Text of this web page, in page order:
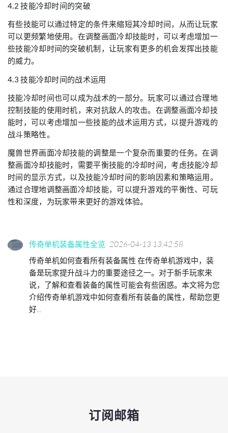
4.2 技能冷却时间的突破
有些技能可以通过特定的条件来缩短其冷却时间，从而让玩家
可以更频繁地使用。在调整画面冷却技能时，可以考虑增加一
些技能冷却时间的突破机制，让玩家有更多的机会发挥出技能
的威力。
4.3 技能冷却时间的战术运用
技能冷却时间也可以成为战术的一部分。玩家可以通过合理地
控制技能的使用时机，来对抗敌人的攻击。在调整画面冷却技
能时，可以考虑增加一些技能的战术运用方式，以提升游戏的
战斗策略性。
魔兽世界画面冷却技能的调整是一个复杂而重要的任务。在调
整画面冷却技能时，需要平衡技能的冷却时间，考虑技能冷却
时间的显示方式，以及技能冷却时间的影响因素和策略运用。
通过合理地调整画面冷却技能，可以提升游戏的平衡性、可玩
性和深度，为玩家带来更好的游戏体验。
传奇单机装备属性全览 2026-04-13 13:42:58
传奇单机如何查看所有装备属性 在传奇单机游戏中，装
备是玩家提升战斗力的重要途径之一。对于新手玩家来
说，了解和查看装备的属性可能会有些困惑。本文将为您
介绍传奇单机游戏中如何查看所有装备的属性，帮助您更
好...
订阅邮箱